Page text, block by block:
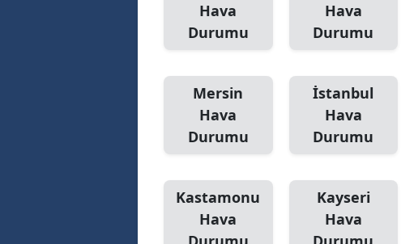
Hava
Durumu
Hava
Durumu
Mersin
Hava
Durumu
İstanbul
Hava
Durumu
Kastamonu
Hava
Kayseri
Hava